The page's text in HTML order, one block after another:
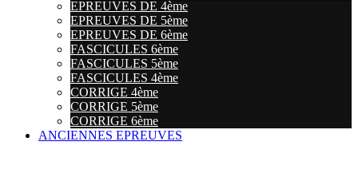
EPREUVES DE 4ème
EPREUVES DE 5ème
EPREUVES DE 6ème
FASCICULES 6ème
FASCICULES 5ème
FASCICULES 4ème
CORRIGE 4ème
CORRIGE 5ème
CORRIGE 6ème
ANCIENNES EPREUVES